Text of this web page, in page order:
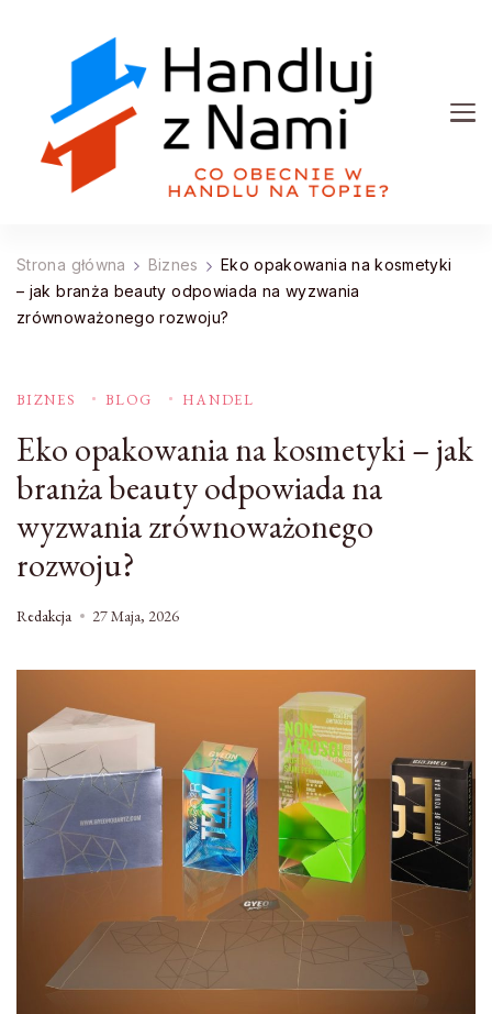
Strona główna Biznes
Eko opakowania na kosmetyki
– jak branża beauty odpowiada na wyzwania
zrównoważonego rozwoju?
BIZNES BLOG HANDEL
Eko opakowania na kosmetyki – jak
branża beauty odpowiada na
wyzwania zrównoważonego
rozwoju?
Redakcja 27 Maja, 2026